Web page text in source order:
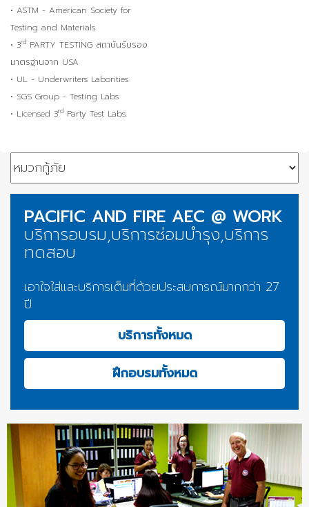
• ASTM - American Society for
Testing and Materials
• 3rd PARTY TESTING สถาบันรับรอง
มาตรฐานจาก USA
• UL - Underwriters Laborities
• SGS Group - Testing Labs
• Licensed 3rd Party Test Labs.
PACIFIC AND FIRE AEC @ WORK
บริการอบรม,บริการซ่อมบำรุง,บริการ
ทดสอบ
เอาใจใส่และบริการเต็มที่ด้วยประสบการณ์มากกว่า 27
ปี
บริการทั้งหมด
ฝึกอบรมทั้งหมด